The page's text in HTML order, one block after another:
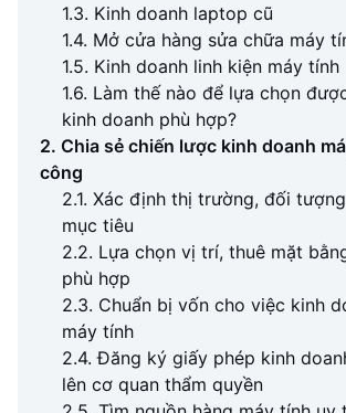
1.3. Kinh doanh laptop cũ
1.4. Mở cửa hàng sửa chữa máy
1.5. Kinh doanh linh kiện máy tính
1.6. Làm thế nào để lựa chọn
kinh doanh phù hợp?
2. Chia sẻ chiến lược kinh doanh
công
2.1. Xác định thị trường, đối
mục tiêu
2.2. Lựa chọn vị trí, thuê mặt
phù hợp
2.3. Chuẩn bị vốn cho việc kinh
máy tính
2.4. Đăng ký giấy phép kinh
lên cơ quan thẩm quyền